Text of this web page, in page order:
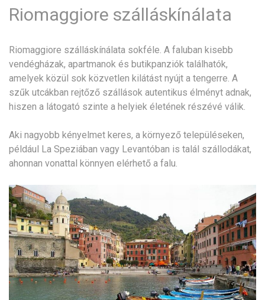
Riomaggiore szálláskínálata
Riomaggiore szálláskínálata sokféle. A faluban kisebb
vendégházak, apartmanok és butikpanziók találhatók,
amelyek közül sok közvetlen kilátást nyújt a tengerre. A
szűk utcákban rejtőző szállások autentikus élményt adnak,
hiszen a látogató szinte a helyiek életének részévé válik.
Aki nagyobb kényelmet keres, a környező településeken,
például La Speziában vagy Levantóban is talál szállodákat,
ahonnan vonattal könnyen elérhető a falu.